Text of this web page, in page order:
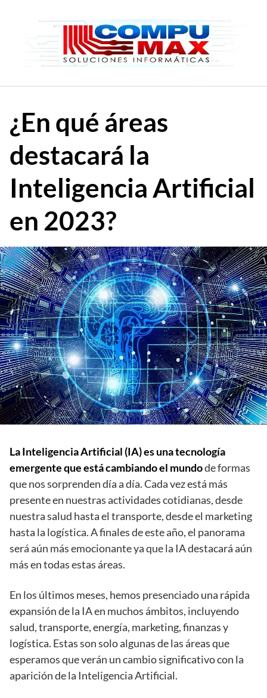
¿En qué áreas
destacará la
Inteligencia Artificial
en 2023?
La Inteligencia Artificial (IA) es una tecnología
emergente que está cambiando el mundode formas
que nos sorprenden día a día. Cada vez está más
presente en nuestras actividades cotidianas, desde
nuestra salud hasta el transporte, desde el marketing
hasta la logística. A finales de este año, el panorama
será aún más emocionante ya que la IA destacará aún
más en todas estas áreas.
En los últimos meses, hemos presenciado una rápida
expansión de la IA en muchos ámbitos, incluyendo
salud, transporte, energía, marketing, finanzas y
logística. Estas son solo algunas de las áreas que
esperamos que verán un cambio significativo con la
aparición de la Inteligencia Artificial.